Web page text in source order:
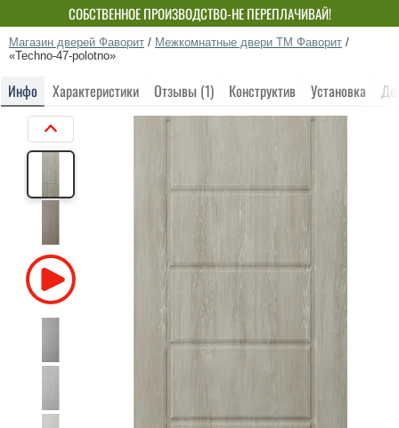
СОБСТВЕННОЕ ПРОИЗВОДСТВО-НЕ ПЕРЕПЛАЧИВАЙ!
Магазин дверей Фаворит / Межкомнатные двери ТМ Фаворит /
«Techno-47-polotno»
Инфо Характеристики Отзывы (1) Конструктив Установка